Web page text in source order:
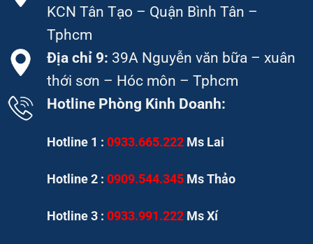
KCN Tân Tạo – Quận Bình Tân –
Tphcm
Địa chỉ 9: 39A Nguyễn văn bữa – xuân
thới sơn – Hóc môn – Tphcm
Hotline Phòng Kinh Doanh:
Hotline 1 : 0933.665.222 Ms Lai
Hotline 2 :0909.544.345 Ms Thảo
Hotline 3 :0933.991.222 Ms Xí